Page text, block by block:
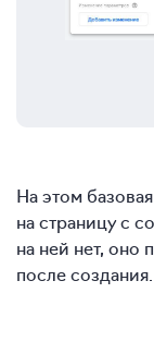
На этом
на страницу с
на ней нет, оно
после создания.